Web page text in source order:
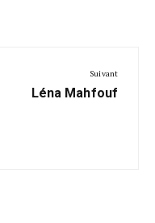
Suivant
Suivant:
Léna Mahfouf